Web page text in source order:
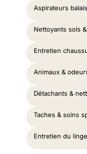
Aspirateurs
Nettoyants sols
Entretien
Animaux &
Détachants &
Taches & soins
Entretien du linge